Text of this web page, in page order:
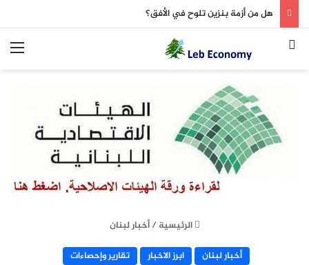
هل من أزمة بنزين تلوح في الأفق؟
بحث عن
الرئيسية / أخبار لبنان
أخبار لبنان
ابرز الاخبار تقارير وإحصاءات